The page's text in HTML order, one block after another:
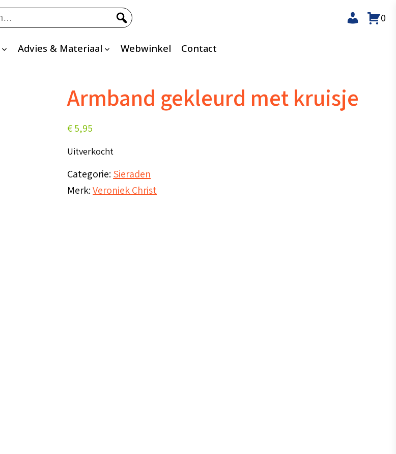
Advies & Materiaal Webwinkel Contact
0
Armband gekleurd met kruisje
€5,95
Uitverkocht
Categorie: Sieraden
Merk:Veroniek Christ